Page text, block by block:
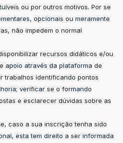
ou por outros motivos. Por se
opcionais ou meramente
não impedem o normal
recursos didáticos e/ou
apoio através da plataforma de
trabalhos identificando pontos
verificar se o formando
e esclarecer dúvidas sobre as
caso a sua inscrição tenha sido
esta tem direito a ser informada